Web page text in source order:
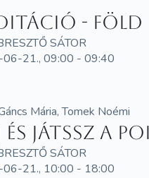
- Föld
SÁTOR
21., 09:00 - 09:40
Mária, Tomek Noémi
és játssz a
SÁTOR
21., 10:00 - 18:00